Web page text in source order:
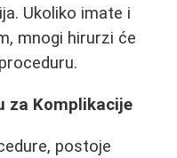
Ukoliko imate i
mnogi hirurzi će
za Komplikacije
postoje